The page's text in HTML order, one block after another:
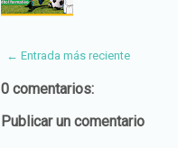
← Entrada más reciente
0 comentarios:
Publicar un comentario